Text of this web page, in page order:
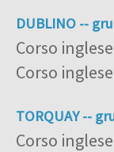
DUBLINO --
Corso
Corso
TORQUAY --
Corso